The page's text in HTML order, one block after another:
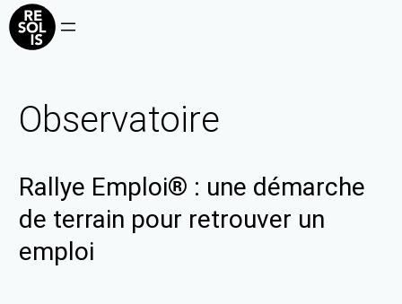
Observatoire
Rallye Emploi® : une démarche
de terrain pour retrouver un
emploi